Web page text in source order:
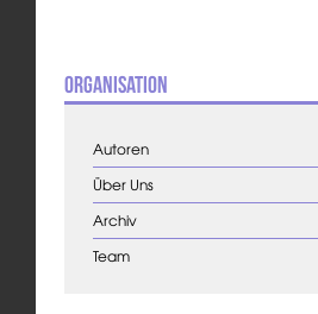
Organisation
Autoren
Über Uns
Archiv
Team